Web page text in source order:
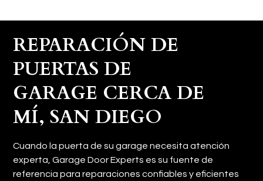
REPARACIÓN DE
PUERTAS DE
GARAGE CERCA DE
MÍ, SAN DIEGO ​
Cuando la puerta de su garage necesita atención
experta, Garage Door Experts es su fuente de
referencia para reparaciones confiables y eficientes